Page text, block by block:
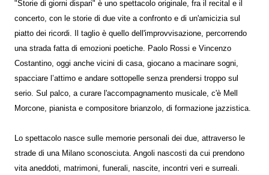
"Storie di giorni dispari" è uno spettacolo originale, fra il recital e il
concerto, con le storie di due vite a confronto e di un'amicizia sul
piatto dei ricordi. Il taglio è quello dell'improvvisazione, percorrendo
una strada fatta di emozioni poetiche. Paolo Rossi e Vincenzo
Costantino, oggi anche vicini di casa, giocano a macinare sogni,
spacciare l’attimo e andare sottopelle senza prendersi troppo sul
serio. Sul palco, a curare l'accompagnamento musicale, c'è Mell
Morcone, pianista e compositore brianzolo, di formazione jazzistica.
Lo spettacolo nasce sulle memorie personali dei due, attraverso le
strade di una Milano sconosciuta. Angoli nascosti da cui prendono
vita aneddoti, matrimoni, funerali, nascite, incontri veri e surreali.